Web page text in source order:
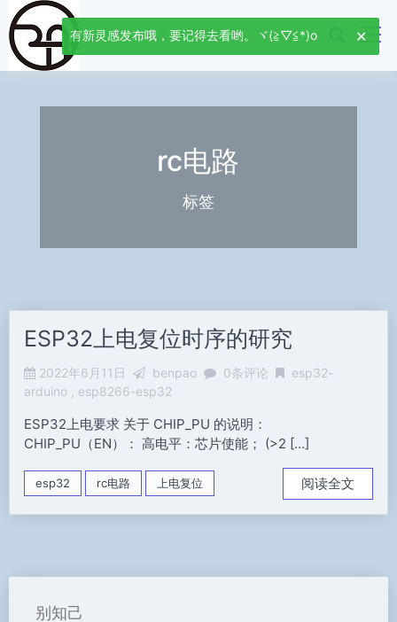
rc电路
标签
ESP32上电复位时序的研究
2022年6月11日 benpao 0条评论
esp32-
arduino
esp8266-esp32
ESP32上电要求 关于 CHIP_PU 的说明：
CHIP_PU（EN）： 高电平：芯片使能； (>2 […]
esp32 rc电路 上电复位 阅读全文
别知己
有新灵感发布哦，要记得去看哟。ヾ(≧▽≦*)o